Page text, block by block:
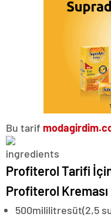
Bu tarif
Profiterol Tarifi
Profiterol
500mililitresüt(2,5